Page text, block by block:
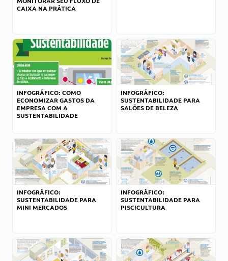
CAIXA NA PRÁTICA
INFOGRÁFICO: COMO
ECONOMIZAR GASTOS DA
EMPRESA COM A
SUSTENTABILIDADE
INFOGRÁFICO:
SUSTENTABILIDADE PARA
SALÕES DE BELEZA
INFOGRÁFICO:
SUSTENTABILIDADE PARA
MINI MERCADOS
INFOGRÁFICO:
SUSTENTABILIDADE PARA
PISCICULTURA